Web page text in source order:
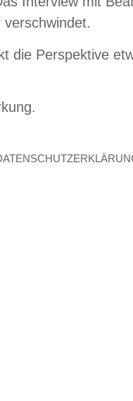
die Perspektive